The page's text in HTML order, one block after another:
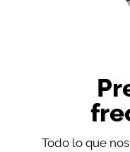
Todo lo que